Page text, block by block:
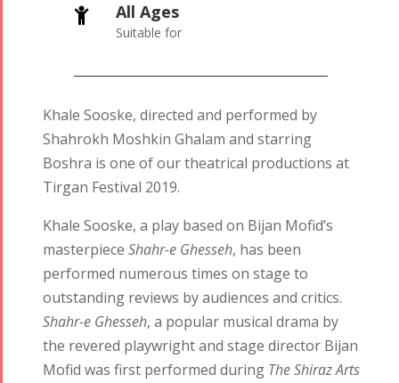
All Ages
Suitable for
Khale Sooske, directed and performed by
Shahrokh Moshkin Ghalam and starring
Boshra is one of our theatrical productions at
Tirgan Festival 2019.
Khale Sooske, a play based on Bijan Mofid’s
masterpiece Shahr-e Ghesseh, has been
performed numerous times on stage to
outstanding reviews by audiences and critics.
Shahr-e Ghesseh, a popular musical drama by
the revered playwright and stage director Bijan
Mofid was first performed during The Shiraz Arts